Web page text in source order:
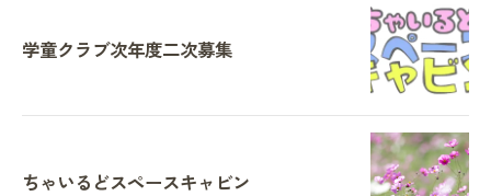
学童クラブ次年度二次募集
ちゃいるどスペースキャビン